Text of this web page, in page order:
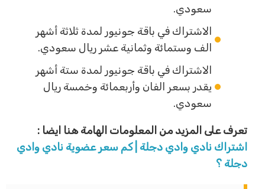
سعودي.
الاشتراك في باقة جونيور لمدة ثلاثة أشهر
الف وستمائة وثمانية عشر ريال سعودي.
الاشتراك في باقة جونيور لمدة ستة أشهر
يقدر بسعر الفان وأربعمائة وخمسة ريال
سعودي.
تعرف على المزيد من المعلومات الهامة هنا ايضا :
اشتراك نادي وادي دجلة | كم سعر عضوية نادي وادي
دجلة ؟